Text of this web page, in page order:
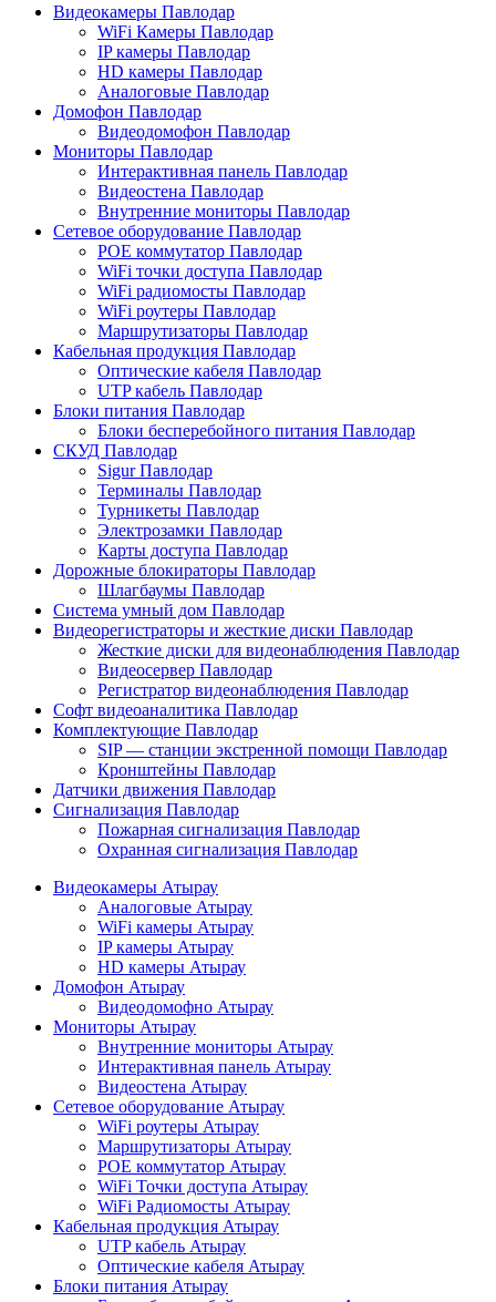
Видеокамеры Павлодар
WiFi Камеры Павлодар
IP камеры Павлодар
HD камеры Павлодар
Аналоговые Павлодар
Домофон Павлодар
Видеодомофон Павлодар
Мониторы Павлодар
Интерактивная панель Павлодар
Видеостена Павлодар
Внутренние мониторы Павлодар
Сетевое оборудование Павлодар
POE коммутатор Павлодар
WiFi точки доступа Павлодар
WiFi радиомосты Павлодар
WiFi роутеры Павлодар
Маршрутизаторы Павлодар
Кабельная продукция Павлодар
Оптические кабеля Павлодар
UTP кабель Павлодар
Блоки питания Павлодар
Блоки бесперебойного питания Павлодар
СКУД Павлодар
Sigur Павлодар
Терминалы Павлодар
Турникеты Павлодар
Электрозамки Павлодар
Карты доступа Павлодар
Дорожные блокираторы Павлодар
Шлагбаумы Павлодар
Система умный дом Павлодар
Видеорегистраторы и жесткие диски Павлодар
Жесткие диски для видеонаблюдения Павлодар
Видеосервер Павлодар
Регистратор видеонаблюдения Павлодар
Софт видеоаналитика Павлодар
Комплектующие Павлодар
SIP — станции экстренной помощи Павлодар
Кронштейны Павлодар
Датчики движения Павлодар
Сигнализация Павлодар
Пожарная сигнализация Павлодар
Охранная сигнализация Павлодар
Видеокамеры Атырау
Аналоговые Атырау
WiFi камеры Атырау
IP камеры Атырау
HD камеры Атырау
Домофон Атырау
Видеодомофно Атырау
Мониторы Атырау
Внутренние мониторы Атырау
Интерактивная панель Атырау
Видеостена Атырау
Сетевое оборудование Атырау
WiFi роутеры Атырау
Маршрутизаторы Атырау
POE коммутатор Атырау
WiFi Точки доступа Атырау
WiFi Радиомосты Атырау
Кабельная продукция Атырау
UTP кабель Атырау
Оптические кабеля Атырау
Блоки питания Атырау